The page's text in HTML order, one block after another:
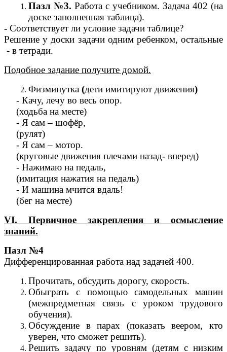
Пазл №3. Работа с учебником. Задача 402 (на
доске заполненная таблица).
- Соответствует ли условие задачи таблице?
Решение у доски задачи одним ребенком, остальные
- в тетради.
Подобное задание получите домой.
Физминутка (дети имитируют движения)
- Качу, лечу во весь опор.
(ходьба на месте)
- Я сам – шофёр,
(рулят)
- Я сам – мотор.
(круговые движения плечами назад- вперед)
- Нажимаю на педаль,
(имитация нажатия на педаль)
- И машина мчится вдаль!
(бег на месте)
VI. Первичное закрепления и осмысление
знаний.
Пазл №4
Дифференцированная работа над задачей 400.
Прочитать, обсудить дорогу, скорость.
Обыграть с помощью самодельных машин
(межпредметная связь с уроком трудового
обучения).
Обсуждение в парах (показать веером, кто
уверен, что сможет решить).
Решить задачу по уровням (детям с низким